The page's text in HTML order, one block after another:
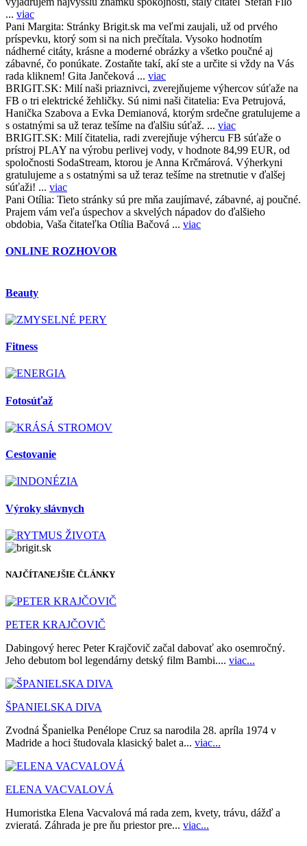
... viac
Pani Margita: Stránky Brigit.sk ma veľmi zaujali, už od prvého
príspevku, ktorý som si na nich prečítala. Vysoko hodnotím
nádherné citáty, krásne a moderné obrázky a všetko poučné aj
zábavné, čo ponúkate. Zostaňte takí, akí ste a určite si vždy na Vás
rada kliknem! Gita Jančeková ... viac
BRIGIT.SK: Milí naši priaznivci, zverejňujeme výhercov súťaže na
FB o tri elektrické žehličky. Sú nimi naši čitatelia: Eva Petrujová,
Hanička Szabova a Evka Demianová, ktorým srdečne gratulujeme a
s ostatnými sa už teraz tešíme na ďalšiu súťaž. ... viac
BRIGIT.SK: Milí čitatelia, radi zverejňuje výhercu FB súťaže o
prístroj PLAY na výrobu perlivej vody, v hodnote 84,99 EUR, od
spoločnosti SodaStream, ktorou je Anna Krčmárová. Výherkyni
gratulujeme a s ostatnými sa už teraz tešíme na stretnutie v ďalšej
súťaži! ... viac
Pani Otília: Tieto stránky sú pre mňa zaujímavé, zábavné, aj poučné.
Prajem vám veľa úspechov a skvelých nápadov do ďalšieho
obdobia, Vaša čitateľka Otília Bačová ... viac
ONLINE ROZHOVOR
Beauty
Fitness
Fotosúťaž
Cestovanie
Výroky slávnych
NAJČÍTANEJŠIE ČLÁNKY
PETER KRAJČOVIČ
Dabingový herec Peter Krajčovič začal dabovať ako osemročný.
Jeho debutom bol legendárny detský film Bambi.... viac...
ŠPANIELSKA DIVA
Zvodná Španielka Penélope Cruz sa narodila 28. apríla 1974 v
Madride a hoci študovala klasický balet a... viac...
ELENA VACVALOVÁ
Humoristka Elena Vacvalová má rada zem, kvety, trávu, dážď a
zvieratá. Záhrada je pre ňu priestor pre... viac...